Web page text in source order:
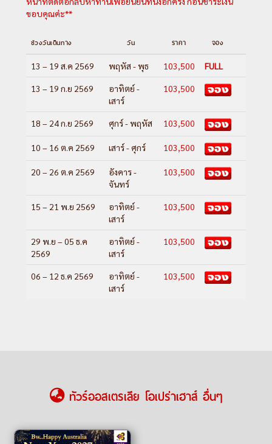
ขอบคุณค่ะ**
ช่วงวันเดินทาง วัน ราคา จอง
13 – 19 ส.ค 2569 พฤหัส - พุธ 103,500 FULL
13 – 19 ก.ย 2569
อาทิตย์ -
เสาร์
103,500
18 – 24 ก.ย 2569 ศุกร์ - พฤหัส 103,500
10 – 16 ต.ค 2569 เสาร์ - ศุกร์ 103,500
20 – 26 ต.ค 2569
อังคาร -
จันทร์
103,500
15 – 21 พ.ย 2569
อาทิตย์ -
เสาร์
103,500
29 พ.ย – 05 ธ.ค
2569
อาทิตย์ -
เสาร์
103,500
06 – 12 ธ.ค 2569
อาทิตย์ -
เสาร์
103,500
ทัวร์ออสเตรเลีย โอเปร่าเฮาส์ อื่นๆ